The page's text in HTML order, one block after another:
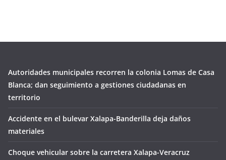
Autoridades municipales recorren la colonia Lomas de Casa
Blanca; dan seguimiento a gestiones ciudadanas en
territorio
Accidente en el bulevar Xalapa-Banderilla deja daños
materiales
Choque vehicular sobre la carretera Xalapa-Veracruz